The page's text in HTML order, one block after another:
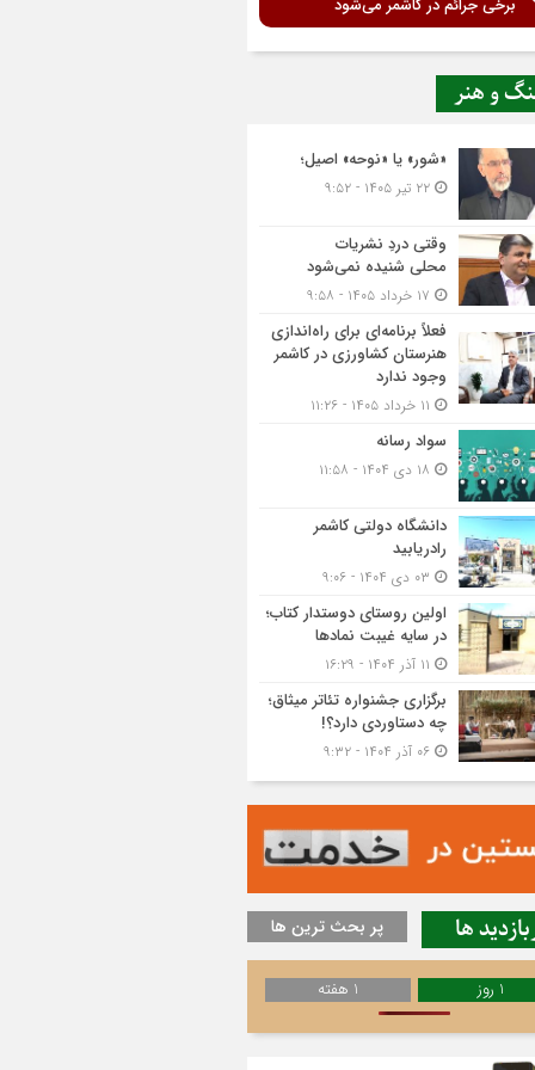
و هنر
«شور» یا «نوحه» اصیل؛
وقتی دردِ نشریات
محلی شنیده نمی‌شود
فعلاً برنامه‌ای برای راه‌اندازی
هنرستان کشاورزی در کاشمر
وجود ندارد
سواد رسانه
دانشگاه دولتی کاشمر‌
رادریابید
اولین روستای دوستدار کتاب؛
در سایه غیبت نمادها
برگزاری جشنواره تئاتر میثاق؛
چه دستاوردی دارد؟!
ها پر بحث ترین ها
1 روز 1 هفته